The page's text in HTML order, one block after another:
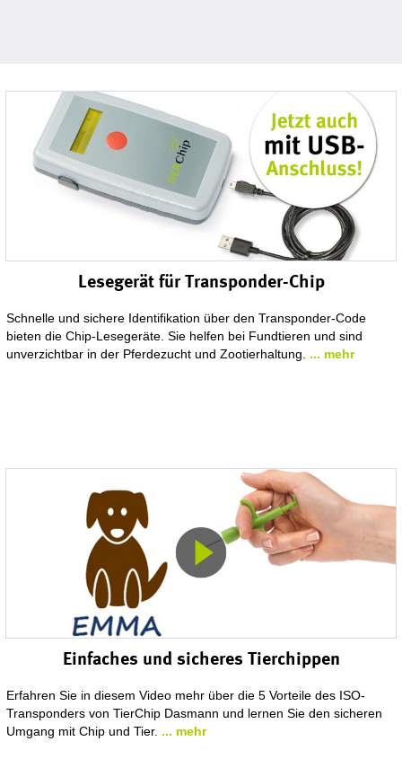
Einfaches und sicheres Tierchippen
Erfahren Sie in diesem Video mehr über die 5 Vorteile des ISO-
Transponders von TierChip Dasmann und lernen Sie den sicheren
Umgang mit Chip und Tier. ... mehr
Lesegerät für Transponder-Chip
Schnelle und sichere Identifikation über den Transponder-Code
bieten die Chip-Lesegeräte. Sie helfen bei Fundtieren und sind
unverzichtbar in der Pferdezucht und Zootierhaltung.
... mehr